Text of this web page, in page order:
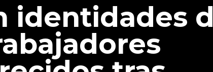
identidades